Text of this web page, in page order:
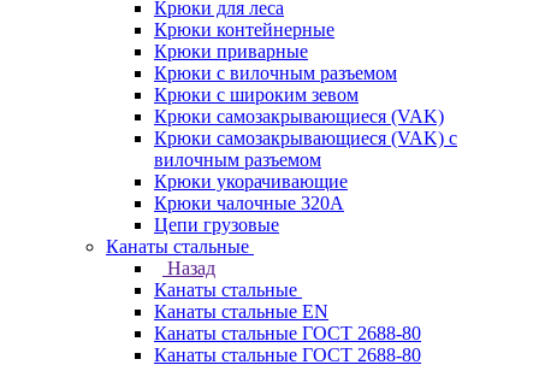
Крюки для леса
Крюки контейнерные
Крюки приварные
Крюки с вилочным разъемом
Крюки с широким зевом
Крюки самозакрывающиеся (VAK)
Крюки самозакрывающиеся (VAK) с
вилочным разъемом
Крюки укорачивающие
Крюки чалочные 320А
Цепи грузовые
Канаты стальные
Назад
Канаты стальные
Канаты стальные EN
Канаты стальные ГОСТ 2688-80
Канаты стальные ГОСТ 2688-80